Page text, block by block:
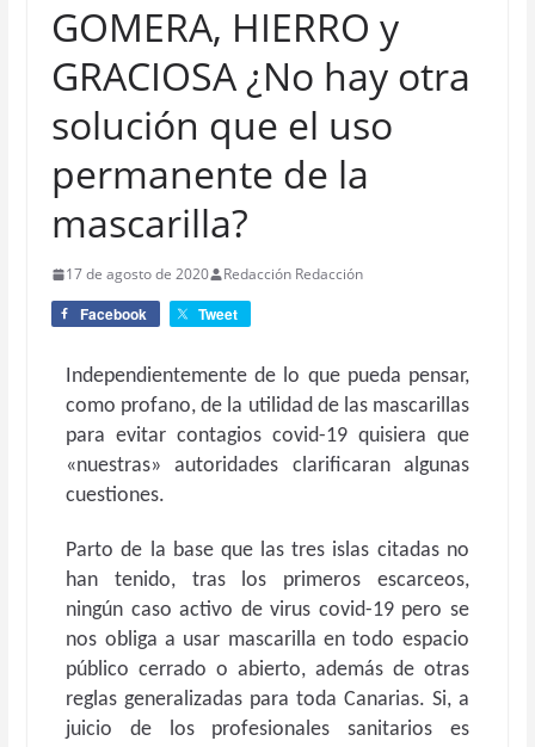
GOMERA, HIERRO y
GRACIOSA ¿No hay otra
solución que el uso
permanente de la
mascarilla?
17 de agosto de 2020 Redacción Redacción
Facebook Tweet
Independientemente de lo que pueda pensar,
como profano, de la utilidad de las mascarillas
para evitar contagios covid-19 quisiera que
«nuestras» autoridades clarificaran algunas
cuestiones.
Parto de la base que las tres islas citadas no
han tenido, tras los primeros escarceos,
ningún caso activo de virus covid-19 pero se
nos obliga a usar mascarilla en todo espacio
público cerrado o abierto, además de otras
reglas generalizadas para toda Canarias. Si, a
juicio de los profesionales sanitarios es